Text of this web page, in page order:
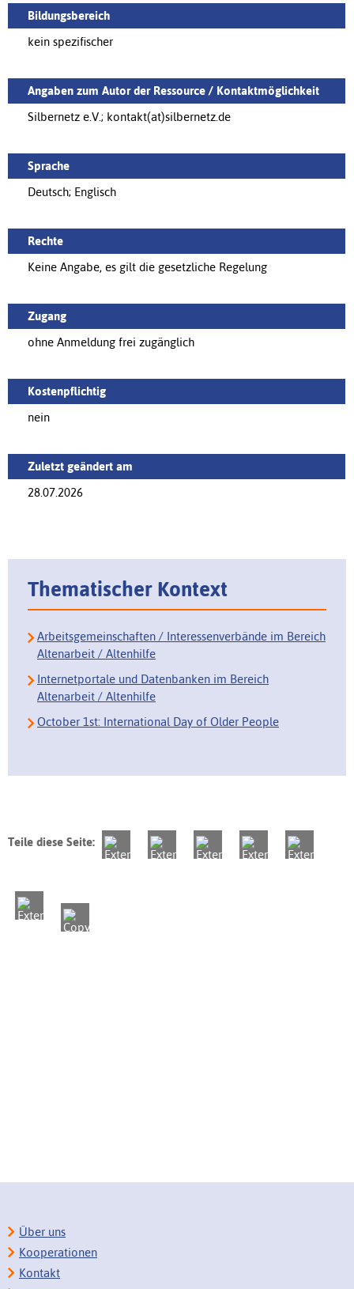
Bildungsbereich
kein spezifischer
Angaben zum Autor der Ressource / Kontaktmöglichkeit
Silbernetz e.V.; kontakt(at)silbernetz.de
Sprache
Deutsch; Englisch
Rechte
Keine Angabe, es gilt die gesetzliche Regelung
Zugang
ohne Anmeldung frei zugänglich
Kostenpflichtig
nein
Zuletzt geändert am
28.07.2026
Thematischer Kontext
Arbeitsgemeinschaften / Interessenverbände im Bereich
Altenarbeit / Altenhilfe
Internetportale und Datenbanken im Bereich
Altenarbeit / Altenhilfe
October 1st: International Day of Older People
Teile diese Seite:
Über uns
Kooperationen
Kontakt